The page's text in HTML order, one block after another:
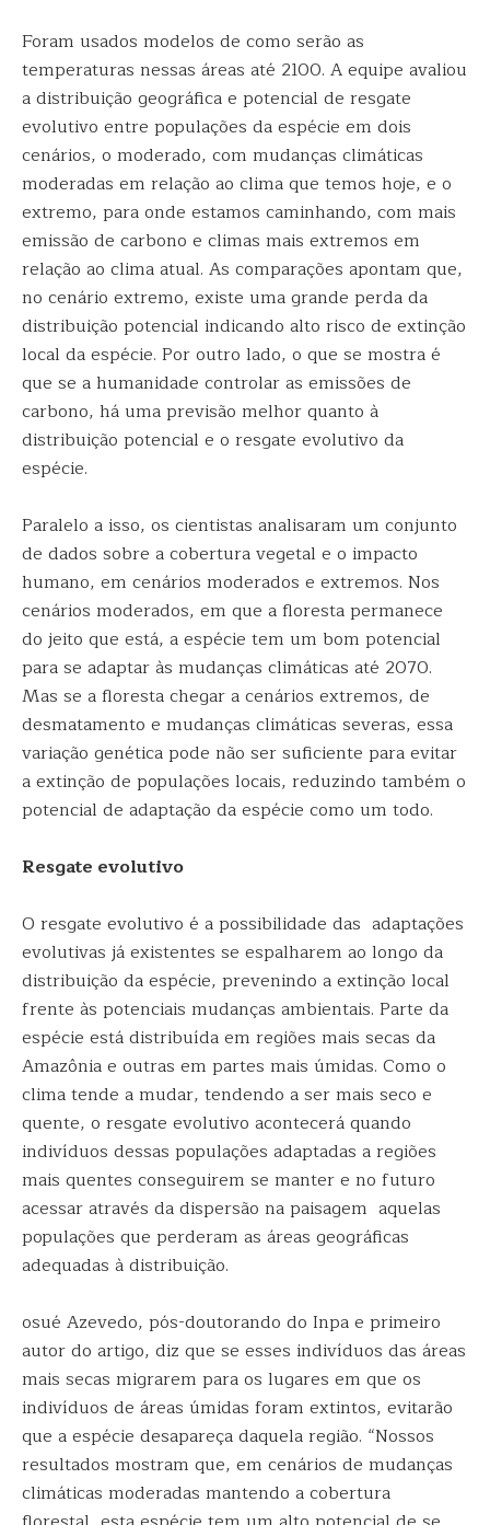
Foram usados modelos de como serão as
temperaturas nessas áreas até 2100. A equipe avaliou
a distribuição geográfica e potencial de resgate
evolutivo entre populações da espécie em dois
cenários, o moderado, com mudanças climáticas
moderadas em relação ao clima que temos hoje, e o
extremo, para onde estamos caminhando, com mais
emissão de carbono e climas mais extremos em
relação ao clima atual. As comparações apontam que,
no cenário extremo, existe uma grande perda da
distribuição potencial indicando alto risco de extinção
local da espécie. Por outro lado, o que se mostra é
que se a humanidade controlar as emissões de
carbono, há uma previsão melhor quanto à
distribuição potencial e o resgate evolutivo da
espécie.
Paralelo a isso, os cientistas analisaram um conjunto
de dados sobre a cobertura vegetal e o impacto
humano, em cenários moderados e extremos. Nos
cenários moderados, em que a floresta permanece
do jeito que está, a espécie tem um bom potencial
para se adaptar às mudanças climáticas até 2070.
Mas se a floresta chegar a cenários extremos, de
desmatamento e mudanças climáticas severas, essa
variação genética pode não ser suficiente para evitar
a extinção de populações locais, reduzindo também o
potencial de adaptação da espécie como um todo.
Resgate evolutivo
O resgate evolutivo é a possibilidade das adaptações
evolutivas já existentes se espalharem ao longo da
distribuição da espécie, prevenindo a extinção local
frente às potenciais mudanças ambientais. Parte da
espécie está distribuída em regiões mais secas da
Amazônia e outras em partes mais úmidas. Como o
clima tende a mudar, tendendo a ser mais seco e
quente, o resgate evolutivo acontecerá quando
indivíduos dessas populações adaptadas a regiões
mais quentes conseguirem se manter e no futuro
acessar através da dispersão na paisagem aquelas
populações que perderam as áreas geográficas
adequadas à distribuição.
osué Azevedo, pós-doutorando do Inpa e primeiro
autor do artigo, diz que se esses indivíduos das áreas
mais secas migrarem para os lugares em que os
indivíduos de áreas úmidas foram extintos, evitarão
que a espécie desapareça daquela região. “Nossos
resultados mostram que, em cenários de mudanças
climáticas moderadas mantendo a cobertura